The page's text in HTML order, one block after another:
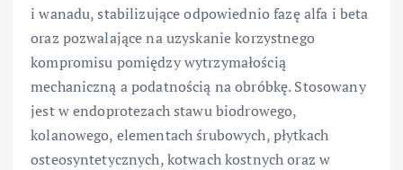
i wanadu, stabilizujące odpowiednio fazę alfa i beta
oraz pozwalające na uzyskanie korzystnego
kompromisu pomiędzy wytrzymałością
mechaniczną a podatnością na obróbkę. Stosowany
jest w endoprotezach stawu biodrowego,
kolanowego, elementach śrubowych, płytkach
osteosyntetycznych, kotwach kostnych oraz w